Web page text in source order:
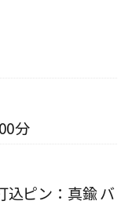
分
込ピン：真鍮 バ